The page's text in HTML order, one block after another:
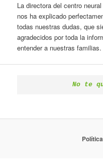
La directora del centro
nos ha explicado
todas nuestras dudas, que
agradecidos por toda la
entender a nuestras familias.
No te